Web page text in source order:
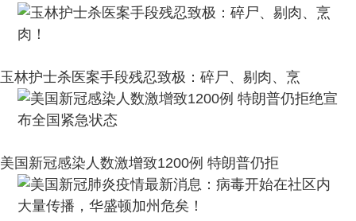
玉林护士杀医案手段残忍致极：碎尸、剔肉、烹
美国新冠感染人数激增致1200例 特朗普仍拒